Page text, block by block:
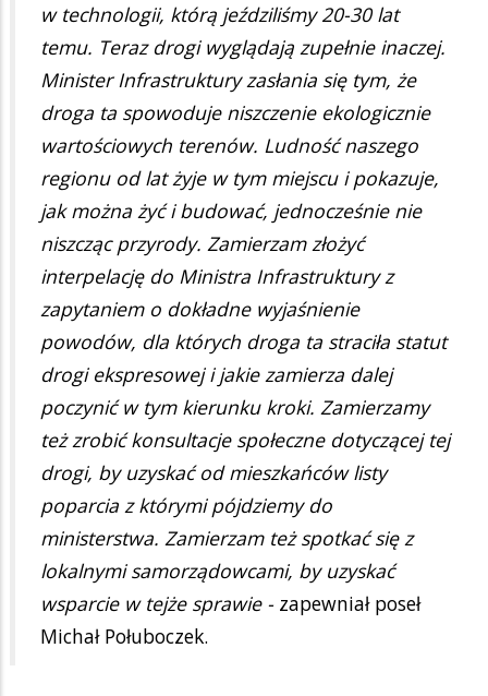
w technologii, którą jeździliśmy 20-30 lat
temu. Teraz drogi wyglądają zupełnie inaczej.
Minister Infrastruktury zasłania się tym, że
droga ta spowoduje niszczenie ekologicznie
wartościowych terenów. Ludność naszego
regionu od lat żyje w tym miejscu i pokazuje,
jak można żyć i budować, jednocześnie nie
niszcząc przyrody. Zamierzam złożyć
interpelację do Ministra Infrastruktury z
zapytaniem o dokładne wyjaśnienie
powodów, dla których droga ta straciła statut
drogi ekspresowej i jakie zamierza dalej
poczynić w tym kierunku kroki. Zamierzamy
też zrobić konsultacje społeczne dotyczącej tej
drogi, by uzyskać od mieszkańców listy
poparcia z którymi pójdziemy do
ministerstwa. Zamierzam też spotkać się z
lokalnymi samorządowcami, by uzyskać
wsparcie w tejże sprawie - zapewniał poseł
Michał Połuboczek.